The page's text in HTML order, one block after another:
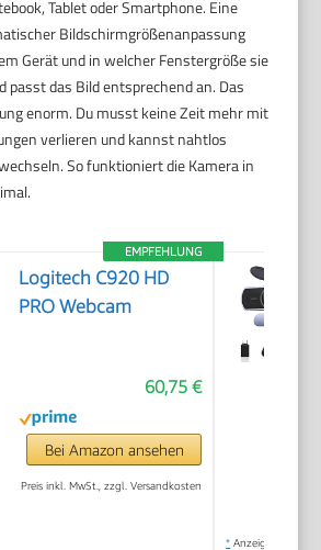
Tablet oder Smartphone. Eine
Bildschirmgrößenanpassung
Gerät und in welcher Fenstergröße sie
passt das Bild entsprechend an. Das
enorm. Du musst keine Zeit mehr mit
verlieren und kannst nahtlos
So funktioniert die Kamera in
EMPFEHLUNG
Logitech C920 HD
PRO Webcam
60,75 €
Bei Amazon ansehen
Preis inkl. MwSt., zzgl. Versandkosten
* Anzeige